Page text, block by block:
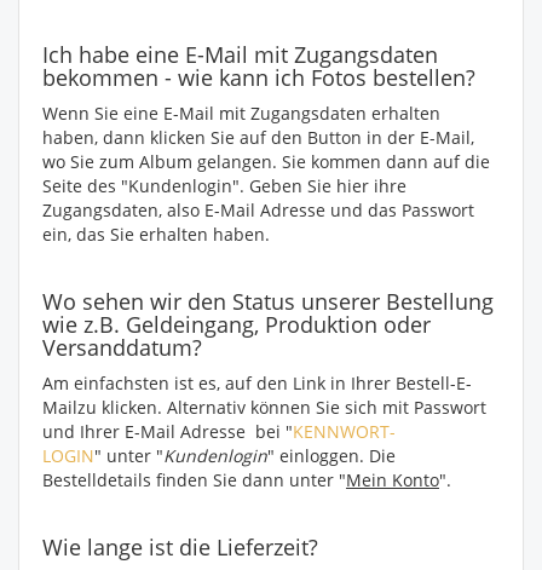
Ich habe eine E-Mail mit Zugangsdaten
bekommen - wie kann ich Fotos bestellen?
Wenn Sie eine E-Mail mit Zugangsdaten erhalten
haben, dann klicken Sie auf den Button in der E-Mail,
wo Sie zum Album gelangen. Sie kommen dann auf die
Seite des "Kundenlogin". Geben Sie hier ihre
Zugangsdaten, also E-Mail Adresse und das Passwort
ein, das Sie erhalten haben.
Wo sehen wir den Status unserer Bestellung
wie z.B. Geldeingang, Produktion oder
Versanddatum?
Am einfachsten ist es, auf den Link in Ihrer Bestell-E-
Mailzu klicken. Alternativ können Sie sich mit Passwort
und Ihrer E-Mail Adresse bei "KENNWORT-
LOGIN" unter "Kundenlogin" einloggen. Die
Bestelldetails finden Sie dann unter "Mein Konto".
Wie lange ist die Lieferzeit?